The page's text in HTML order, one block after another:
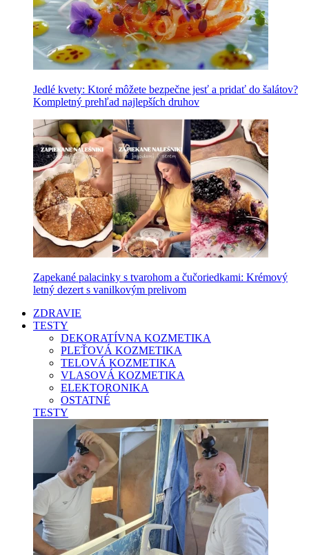
Jedlé kvety: Ktoré môžete bezpečne jesť a pridať do šalátov?
Kompletný prehľad najlepších druhov
Zapekané palacinky s tvarohom a čučoriedkami: Krémový
letný dezert s vanilkovým prelivom
ZDRAVIE
TESTY
DEKORATÍVNA KOZMETIKA
PLEŤOVÁ KOZMETIKA
TELOVÁ KOZMETIKA
VLASOVÁ KOZMETIKA
ELEKTORONIKA
OSTATNÉ
TESTY